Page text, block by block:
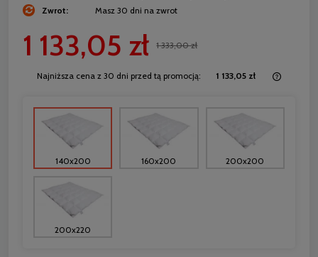
Zwrot:
Masz 30 dni na zwrot
1 133,05 zł 1 333,00 zł
Najniższa cena z 30 dni przed tą promocją: 1 133,05 zł
140x200 160x200 200x200
200x220